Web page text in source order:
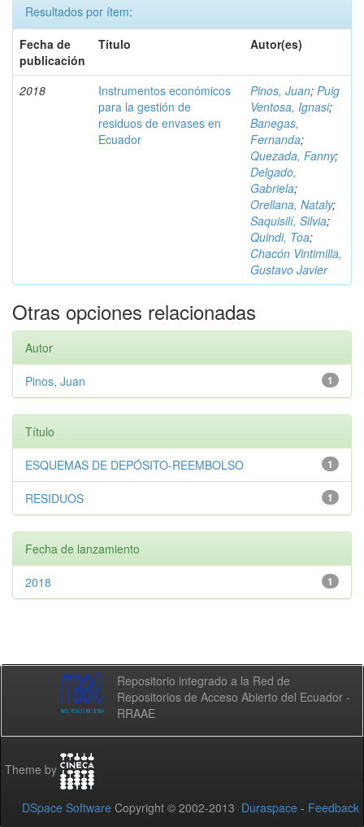
Resultados por ítem:
Fecha de
publicación
Título Autor(es)
2018
Instrumentos económicos
para la gestión de
residuos de envases en
Ecuador
Pinos, Juan; Puig
Ventosa, Ignasi;
Banegas,
Fernanda;
Quezada, Fanny;
Delgado,
Gabriela;
Orellana, Nataly;
Saquisilí, Silvia;
Quindi, Toa;
Chacón Vintimilla,
Gustavo Javier
Otras opciones relacionadas
Autor
1
Pinos, Juan
Título
1
ESQUEMAS DE DEPÓSITO-REEMBOLSO
1
RESIDUOS
Fecha de lanzamiento
1
2018
Repositorio integrado a la Red de
Repositorios de Acceso Abierto del Ecuador -
RRAAE
Theme by
DSpace Software Copyright © 2002-2013 Duraspace - Feedback